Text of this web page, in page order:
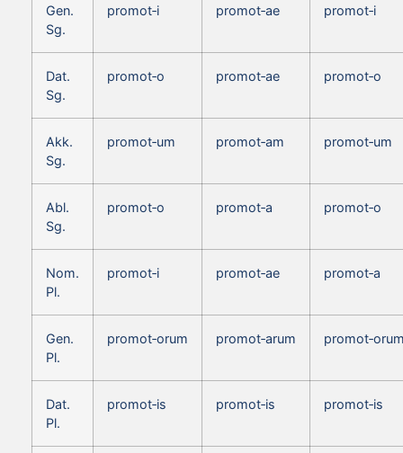
Gen.
Sg.
promot‑i promot‑ae promot‑i
Dat.
Sg.
promot‑o promot‑ae promot‑o
Akk.
Sg.
promot‑um promot‑am promot‑um
Abl.
Sg.
promot‑o promot‑a promot‑o
Nom.
Pl.
promot‑i promot‑ae promot‑a
Gen.
Pl.
promot‑orum promot‑arum
Dat.
Pl.
promot‑is promot‑is promot‑is